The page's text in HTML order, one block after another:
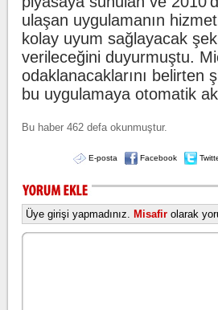
ulaşan uygulamanın
kolay uyum sağlayacak
verileceğini duyurmuştu.
odaklanacaklarını belirten
bu uygulamaya otomatik
Bu haber 462 defa okunmuştur.
E-posta Facebook
Üye girişi yapmadınız. Misafir olarak
İstanbul Emniyet
Suçlarla Mücadele
ekiplerince Ahbap